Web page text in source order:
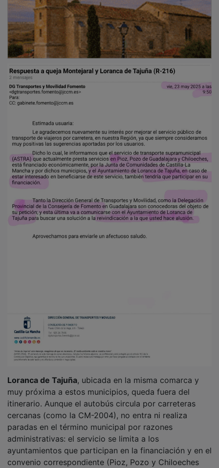
Loranca de Tajuña , ubicada en la misma comarca y
muy próxima a estos municipios, queda fuera del
itinerario. Aunque el autobús circula por carreteras
cercanas (como la CM-2004), no entra ni realiza
paradas en el término municipal por razones
administrativas: el servicio se limita a los
ayuntamientos que participan en la financiación y en el